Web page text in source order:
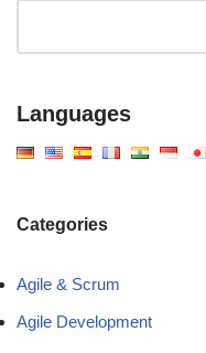
Languages
Categories
Agile & Scrum
Agile Development